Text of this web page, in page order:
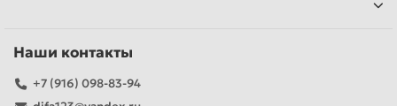
Наши контакты
+7 (916) 098-83-94